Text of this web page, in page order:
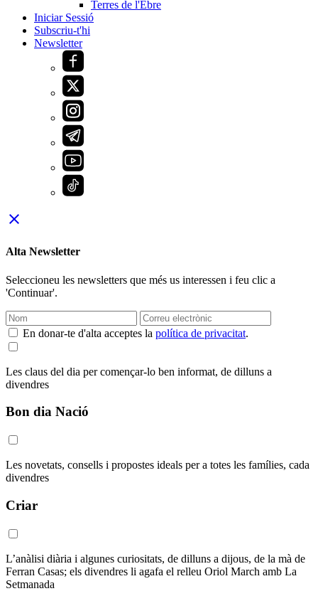
Terres de l'Ebre
Iniciar Sessió
Subscriu-t'hi
Newsletter
close
Alta Newsletter
Seleccioneu les newsletters que més us interessen i feu clic a
'Continuar'.
En donar-te d'alta acceptes la política de privacitat.
Les claus del dia per començar-lo ben informat, de dilluns a
divendres
Bon dia Nació
Les novetats, consells i propostes ideals per a totes les famílies, cada
divendres
Criar
L’anàlisi diària i algunes curiositats, de dilluns a dijous, de la mà de
Ferran Casas; els divendres li agafa el relleu Oriol March amb La
Setmanada